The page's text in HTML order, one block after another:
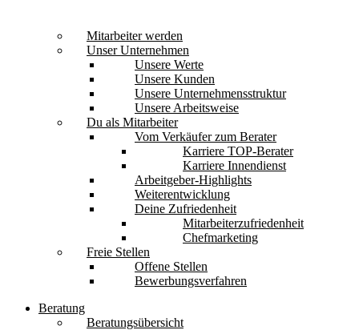
Mitarbeiter werden
Unser Unternehmen
Unsere Werte
Unsere Kunden
Unsere Unternehmensstruktur
Unsere Arbeitsweise
Du als Mitarbeiter
Vom Verkäufer zum Berater
Karriere TOP-Berater
Karriere Innendienst
Arbeitgeber-Highlights
Weiterentwicklung
Deine Zufriedenheit
Mitarbeiterzufriedenheit
Chefmarketing
Freie Stellen
Offene Stellen
Bewerbungsverfahren
Beratung
Beratungsübersicht